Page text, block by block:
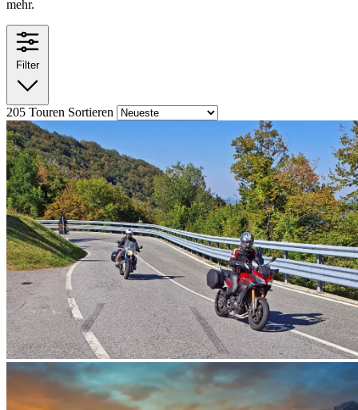
mehr.
Filter
205 Touren Sortieren